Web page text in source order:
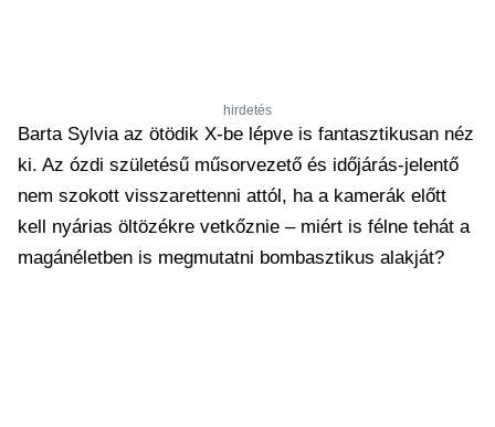
hirdetés
Barta Sylvia az ötödik X-be lépve is fantasztikusan néz
ki. Az ózdi születésű műsorvezető és időjárás-jelentő
nem szokott visszarettenni attól, ha a kamerák előtt
kell nyárias öltözékre vetkőznie – miért is félne tehát a
magánéletben is megmutatni bombasztikus alakját?